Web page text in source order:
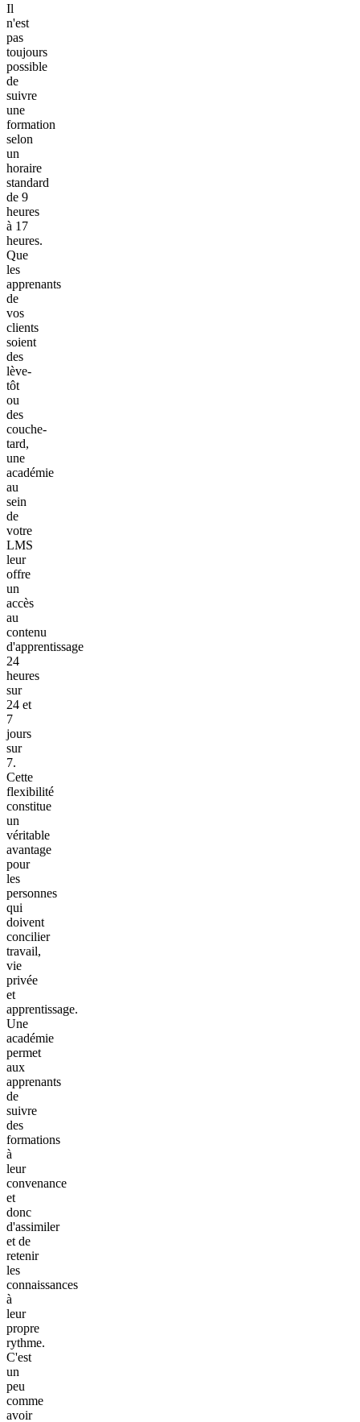
Il
n'est
pas
toujours
possible
de
suivre
une
formation
selon
un
horaire
standard
de 9
heures
à 17
heures.
Que
les
apprenants
de
vos
clients
soient
des
lève-
tôt
ou
des
couche-
tard,
une
académie
au
sein
de
votre
LMS
leur
offre
un
accès
au
contenu
d'apprentissage
24
heures
sur
24 et
7
jours
sur
7.
Cette
flexibilité
constitue
un
véritable
avantage
pour
les
personnes
qui
doivent
concilier
travail,
vie
privée
et
apprentissage.
Une
académie
permet
aux
apprenants
de
suivre
des
formations
à
leur
convenance
et
donc
d'assimiler
et de
retenir
les
connaissances
à
leur
propre
rythme.
C'est
un
peu
comme
avoir